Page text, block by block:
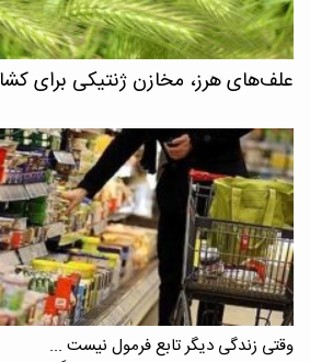
علف‌های هرز، مخازن ژنتیکی برای
وقتی زندگی دیگر تابع فرمول نیست ...